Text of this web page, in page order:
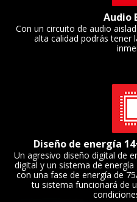
Audio
Con un circuito de audio
alta calidad podrás tener
Diseño de energía
Un agresivo diseño digital de
digital y un sistema de
con una fase de energía de
tu sistema funcionará de